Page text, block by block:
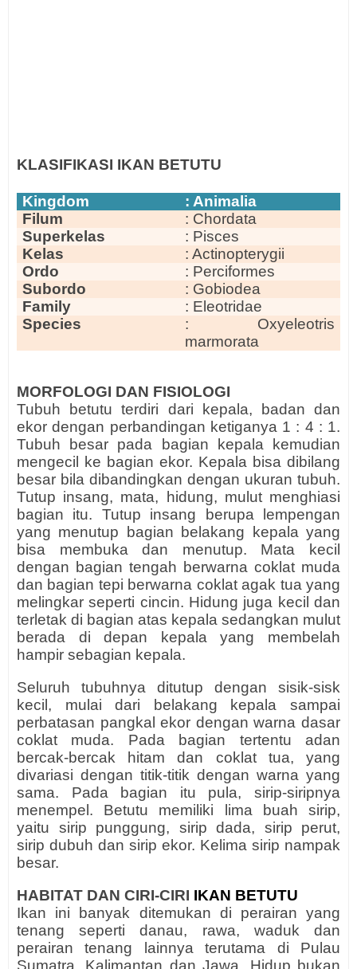
KLASIFIKASI IKAN BETUTU
Kingdom
: Animalia
Filum
: Chordata
Superkelas
: Pisces
Kelas
: Actinopterygii
Ordo
: Perciformes
Subordo
: Gobiodea
Family
: Eleotridae
Species
: Oxyeleotris
marmorata
MORFOLOGI DAN FISIOLOGI
Tubuh betutu terdiri dari kepala, badan dan
ekor dengan perbandingan ketiganya 1 : 4 : 1.
Tubuh besar pada bagian kepala kemudian
mengecil ke bagian ekor. Kepala bisa dibilang
besar bila dibandingkan dengan ukuran tubuh.
Tutup insang, mata, hidung, mulut menghiasi
bagian itu. Tutup insang berupa lempengan
yang menutup bagian belakang kepala yang
bisa membuka dan menutup. Mata kecil
dengan bagian tengah berwarna coklat muda
dan bagian tepi berwarna coklat agak tua yang
melingkar seperti cincin. Hidung juga kecil dan
terletak di bagian atas kepala sedangkan mulut
berada di depan kepala yang membelah
hampir sebagian kepala.
Seluruh tubuhnya ditutup dengan sisik-sisk
kecil, mulai dari belakang kepala sampai
perbatasan pangkal ekor dengan warna dasar
coklat muda. Pada bagian tertentu adan
bercak-bercak hitam dan coklat tua, yang
divariasi dengan titik-titik dengan warna yang
sama. Pada bagian itu pula, sirip-siripnya
menempel. Betutu memiliki lima buah sirip,
yaitu sirip punggung, sirip dada, sirip perut,
sirip dubuh dan sirip ekor. Kelima sirip nampak
besar.
HABITAT DAN CIRI-CIRI IKAN BETUTU
Ikan ini banyak ditemukan di perairan yang
tenang seperti danau, rawa, waduk dan
perairan tenang lainnya terutama di Pulau
Sumatra, Kalimantan dan Jawa. Hidup bukan